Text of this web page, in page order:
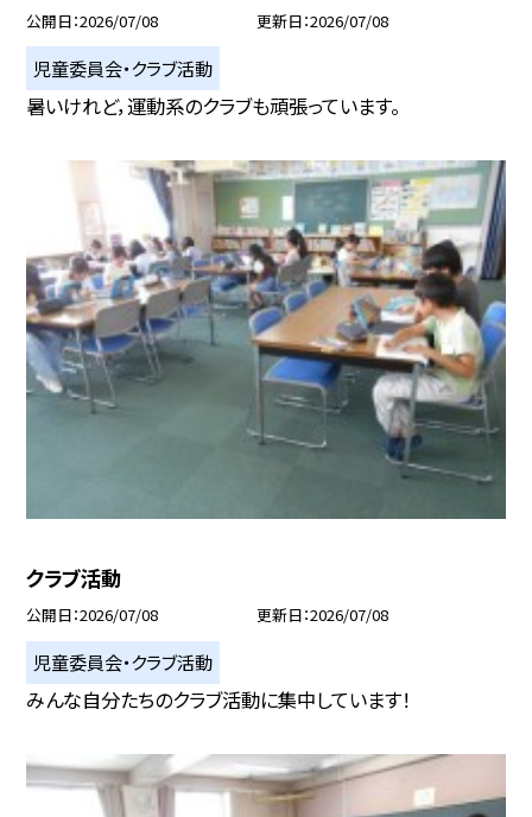
公開日 2026/07/08 更新日 2026/07/08
児童委員会・クラブ活動
暑いけれど，運動系のクラブも頑張っています。
クラブ活動
公開日 2026/07/08 更新日 2026/07/08
児童委員会・クラブ活動
みんな自分たちのクラブ活動に集中しています！